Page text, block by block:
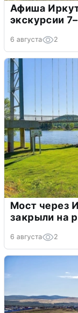
Афиша
экскурсии
6 августа 2
Мост через
закрыли на
6 августа 2